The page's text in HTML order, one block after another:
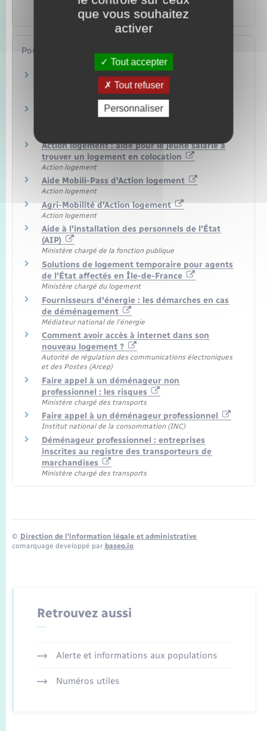
d'immatriculation
Transports – Mobilité
Pour en savoir plus
Les résidences universitaires
Ministère chargé de l'enseignement supérieur, de la
recherche et de l'innovation
Comment se passe l'attribution des logements
Action logement : aide pour le jeune salarié à
trouver un logement en colocation
Action logement
Aide Mobili-Pass d'Action logement
Action logement
Agri-Mobilité d'Action logement
Action logement
Aide à l'installation des personnels de l'État
(AIP)
Ministère chargé de la fonction publique
Solutions de logement temporaire pour agents
de l'État affectés en Île-de-France
Ministère chargé du logement
Fournisseurs d'énergie : les démarches en cas
de déménagement
Médiateur national de l'énergie
Comment avoir accès à internet dans son
nouveau logement ?
Autorité de régulation des communications électroniques
et des Postes (Arcep)
Faire appel à un déménageur non
professionnel : les risques
Ministère chargé des transports
Faire appel à un déménageur professionnel
Institut national de la consommation (INC)
Déménageur professionnel : entreprises
inscrites au registre des transporteurs de
marchandises
Ministère chargé des transports
© Direction de l’information légale et administrative
comarquage developpé par baseo.io
Retrouvez aussi
Alerte et informations aux populations
Numéros utiles
que vous souhaitez
activer
Tout accepter
Tout refuser
Personnaliser